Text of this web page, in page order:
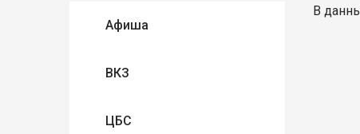
Афиша
ВКЗ
ЦБС
В